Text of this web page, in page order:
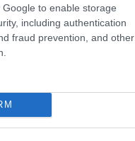
Google to enable storage
including authentication
fraud prevention, and other